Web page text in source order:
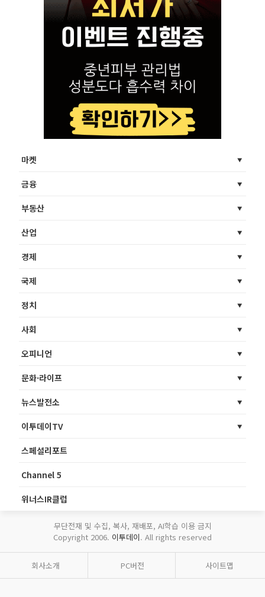
마켓
금융
부동산
산업
경제
국제
정치
사회
오피니언
문화·라이프
뉴스발전소
이투데이TV
스페셜리포트
Channel 5
위너스IR클럽
무단전재 및 수집, 복사, 재배포, AI학습 이용 금지
Copyright 2006. 이투데이. All rights reserved
회사소개 PC버전 사이트맵